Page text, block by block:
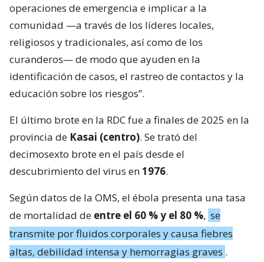
operaciones de emergencia e implicar a la
comunidad —a través de los líderes locales,
religiosos y tradicionales, así como de los
curanderos— de modo que ayuden en la
identificación de casos, el rastreo de contactos y la
educación sobre los riesgos”.
El último brote en la RDC fue a finales de 2025 en la
provincia de Kasai (centro). Se trató del
decimosexto brote en el país desde el
descubrimiento del virus en1976.
Según datos de la OMS, el ébola presenta una tasa
de mortalidad de entre el 60 % y el 80 %, se
transmite por fluidos corporales y causa fiebres
altas, debilidad intensa y hemorragias graves .